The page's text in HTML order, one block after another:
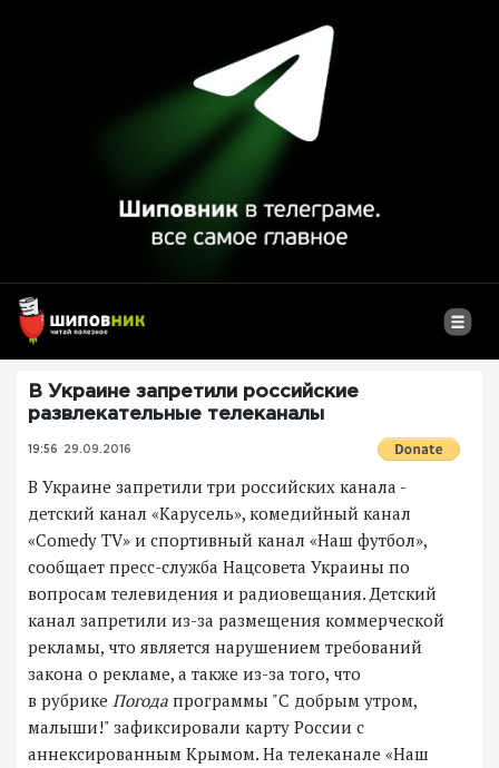
В Украине запретили российские
развлекательные телеканалы
19:56 29.09.2016
В Украине запретили три российских канала -
детский канал «Карусель», комедийный канал
«Comedy TV» и спортивный канал «Наш футбол»,
сообщает пресс-служба Нацсовета Украины по
вопросам телевидения и радиовещания. Детский
канал запретили из-за размещения коммерческой
рекламы, что является нарушением требований
закона о рекламе, а также из-за того, что
в рубрике Погода программы "С добрым утром,
малыши!" зафиксировали карту России с
аннексированным Крымом. На телеканале «Наш